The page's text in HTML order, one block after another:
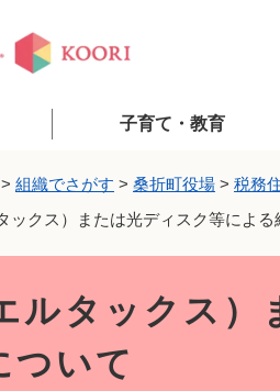
子育て・教育
> 組織でさがす > 桑折町役場 > 税務
ックス）または光ディスク等によ
ルタックス）
ついて